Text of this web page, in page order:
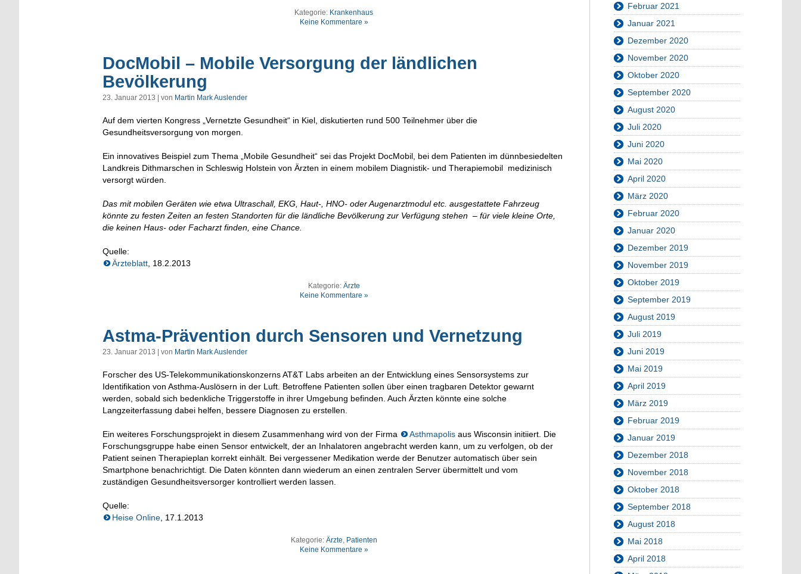
Kategorie: Krankenhaus
Keine Kommentare »
DocMobil – Mobile Versorgung der ländlichen
Bevölkerung
23. Januar 2013 | von Martin Mark Auslender
Auf dem vierten Kongress „Vernetzte Gesundheit“ in Kiel, diskutierten rund 500 Teilnehmer über die
Gesundheitsversorgung von morgen.
Ein innovatives Beispiel zum Thema „Mobile Gesundheit“ sei das Projekt DocMobil, bei dem Patienten im dünnbesiedelten
Landkreis Dithmarschen in Schleswig Holstein von Ärzten in einem mobilem Diagnistik- und Therapiemobil medizinisch
versorgt würden.
Das mit mobilen Geräten wie etwa Ultraschall, EKG, Haut-, HNO- oder Augenarztmodul etc. ausgestattete Fahrzeug
könnte zu festen Zeiten an festen Standorten für die ländliche Bevölkerung zur Verfügung stehen ­ – für viele kleine Orte,
die keinen Haus- oder Facharzt finden, eine Chance.
Quelle:
Ärzteblatt , 18.2.2013
Kategorie: Ärzte
Keine Kommentare »
Astma-Prävention durch Sensoren und Vernetzung
23. Januar 2013 | von Martin Mark Auslender
Forscher des US-Telekommunikationskonzerns AT&T Labs arbeiten an der Entwicklung eines Sensorsystems zur
Identifikation von Asthma-Auslösern in der Luft. Betroffene Patienten sollen über einen tragbaren Detektor gewarnt
werden, sobald sich bedenkliche Triggerstoffe in ihrer Umgebung befinden. Auch Ärzten könnte eine solche
Langzeiterfassung dabei helfen, bessere Diagnosen zu erstellen.
Ein weiteres Forschungsprojekt in diesem Zusammenhang wird von der Firma Asthmapolis aus Wisconsin initiiert. Die
Forschungsgruppe habe einen Sensor entwickelt, der an Inhalatoren angebracht werden kann, um zu verfolgen, ob der
Patient seinen Therapieplan korrekt einhält. Bei vergessener Medikation werde der Benutzer automatisch über sein
Smartphone benachrichtigt . Die Daten könnten dann wiederum an einen zentralen Server übermittelt und vom
zuständigen Gesundheitsversorger kontrolliert werden lassen.
Quelle:
Heise Online , 17.1.2013
Kategorie: Ärzte Patienten
Keine Kommentare »
Februar 2021
Januar 2021
Dezember 2020
November 2020
Oktober 2020
September 2020
August 2020
Juli 2020
Juni 2020
Mai 2020
April 2020
März 2020
Februar 2020
Januar 2020
Dezember 2019
November 2019
Oktober 2019
September 2019
August 2019
Juli 2019
Juni 2019
Mai 2019
April 2019
März 2019
Februar 2019
Januar 2019
Dezember 2018
November 2018
Oktober 2018
September 2018
August 2018
Mai 2018
April 2018